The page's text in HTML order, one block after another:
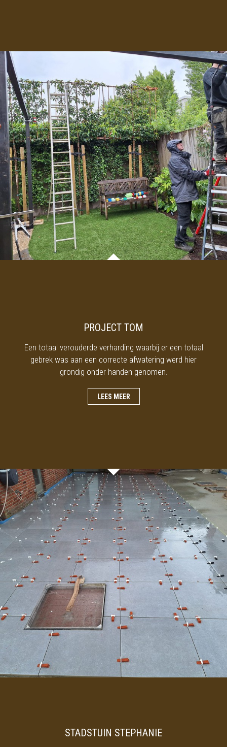
PROJECT TOM
Een totaal verouderde verharding waarbij er een totaal
gebrek was aan een correcte afwatering werd hier
grondig onder handen genomen.
LEES MEER
STADSTUIN STEPHANIE